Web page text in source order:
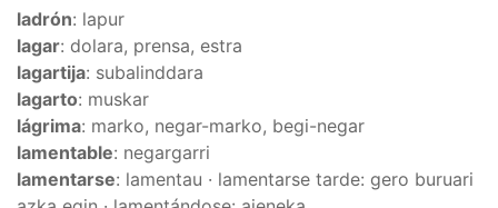
ladrón: lapur
lagar: dolara, prensa, estra
lagartija: subalinddara
lagarto: muskar
lágrima: marko, negar-marko, begi-negar
lamentable: negargarri
lamentarse: lamentau · lamentarse tarde: gero buruari